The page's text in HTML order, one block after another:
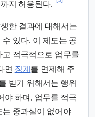
지 허용된다.
한 결과에 대해서는
수 있다. 이 제도는 공
적극적으로 업무를
면 징계 를 면제해 주
받기 위해서는 행위
야 하며, 업무를 적극
중과실이 없어야